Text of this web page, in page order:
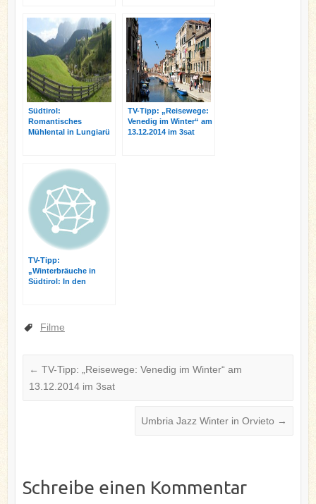
Südtirol:
Romantisches
Mühlental in Lungiarü
TV-Tipp: „Reisewege:
Venedig im Winter“ am
13.12.2014 im 3sat
TV-Tipp:
„Winterbräuche in
Südtirol: In den
Filme
← TV-Tipp: „Reisewege: Venedig im Winter“ am
13.12.2014 im 3sat
Umbria Jazz Winter in Orvieto →
Schreibe einen Kommentar